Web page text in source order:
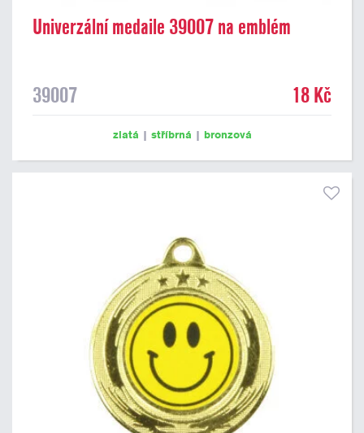
Univerzální medaile 39007 na emblém
39007 18 Kč
zlatá | stříbrná | bronzová